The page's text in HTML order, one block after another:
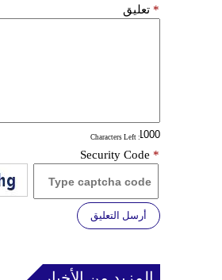
تعليق *
: Characters Left
Security Code *
أرسل التعليق